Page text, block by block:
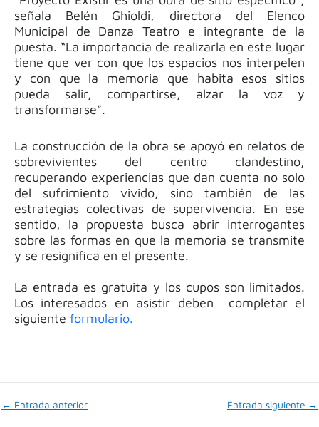
señala Belén Ghioldi, directora del Elenco
Municipal de Danza Teatro e integrante de la
puesta. “La importancia de realizarla en este lugar
tiene que ver con que los espacios nos interpelen
y con que la memoria que habita esos sitios
pueda salir, compartirse, alzar la voz y
transformarse”.
La construcción de la obra se apoyó en relatos de
sobrevivientes del centro clandestino,
recuperando experiencias que dan cuenta no solo
del sufrimiento vivido, sino también de las
estrategias colectivas de supervivencia. En ese
sentido, la propuesta busca abrir interrogantes
sobre las formas en que la memoria se transmite
y se resignifica en el presente.
La entrada es gratuita y los cupos son limitados.
Los interesados en asistir deben completar el
siguiente formulario.
← Entrada anterior Entrada siguiente →